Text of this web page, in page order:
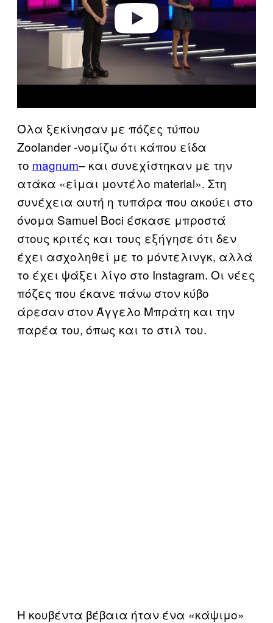
o
Όλα ξεκίνησαν με πόζες τύπου
Zoolander -νομίζω ότι κάπου είδα
το magnum– και συνεχίστηκαν με την
ατάκα «είμαι μοντέλο material». Στη
συνέχεια αυτή η τυπάρα που ακούει στο
όνομα Samuel Boci έσκασε μπροστά
στους κριτές και τους εξήγησε ότι δεν
έχει ασχοληθεί με το μόντελινγκ, αλλά
το έχει ψάξει λίγο στο Instagram. Οι νέες
πόζες που έκανε πάνω στον κύβο
άρεσαν στον Άγγελο Μπράτη και την
παρέα του, όπως και το στιλ του.
Η κουβέντα βέβαια ήταν ένα «κάψιμο»